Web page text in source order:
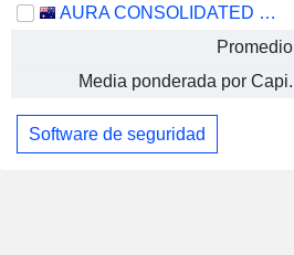
AURA CONSOLIDATED GROUP, INC.
Promedio
Media ponderada por Capi.
Software de seguridad